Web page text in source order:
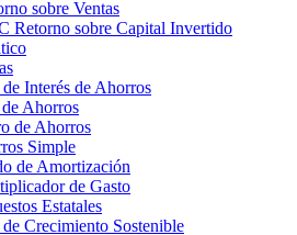
sobre Ventas
Retorno sobre Capital Invertido
Interés de Ahorros
Ahorros
de Ahorros
Simple
de Amortización
de Gasto
Estatales
Crecimiento Sostenible